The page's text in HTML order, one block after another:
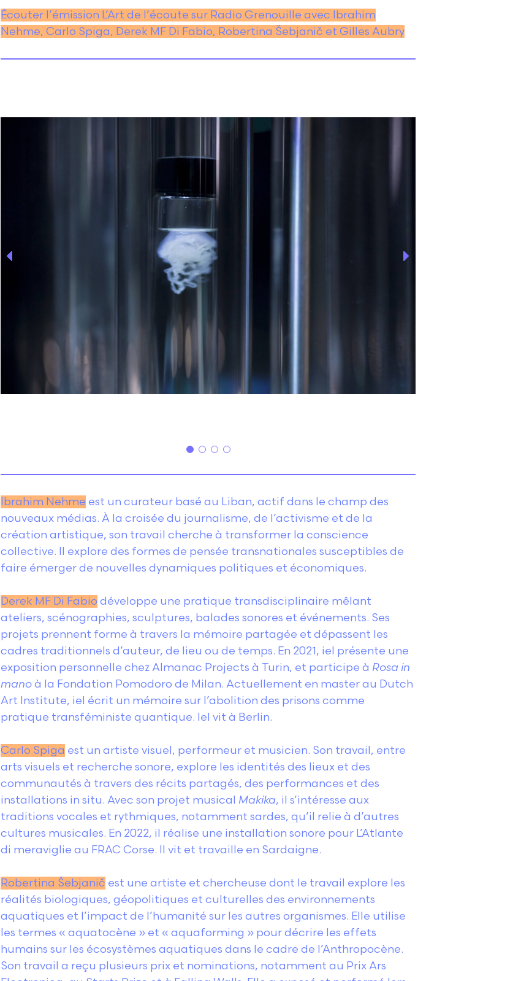
Écouter l’émission L’Art de l’écoute sur Radio Grenouille avec Ibrahim
Nehme, Carlo Spiga, Derek MF Di Fabio, Robertina Šebjanič et Gilles Aubry
Ibrahim Nehme est un curateur basé au Liban, actif dans le champ des
nouveaux médias. À la croisée du journalisme, de l’activisme et de la
création artistique, son travail cherche à transformer la conscience
collective. Il explore des formes de pensée transnationales susceptibles de
faire émerger de nouvelles dynamiques politiques et économiques.
Derek MF Di Fabio développe une pratique transdisciplinaire mêlant
ateliers, scénographies, sculptures, balades sonores et événements. Ses
projets prennent forme à travers la mémoire partagée et dépassent les
cadres traditionnels d’auteur, de lieu ou de temps. En 2021, iel présente une
exposition personnelle chez Almanac Projects à Turin, et participe à Rosa in
manoà la Fondation Pomodoro de Milan. Actuellement en master au Dutch
Art Institute, iel écrit un mémoire sur l’abolition des prisons comme
pratique transféministe quantique. Iel vit à Berlin.
Carlo Spiga est un artiste visuel, performeur et musicien. Son travail, entre
arts visuels et recherche sonore, explore les identités des lieux et des
communautés à travers des récits partagés, des performances et des
installations in situ. Avec son projet musical Makika, il s’intéresse aux
traditions vocales et rythmiques, notamment sardes, qu’il relie à d’autres
cultures musicales. En 2022, il réalise une installation sonore pour L’Atlante
di meraviglie au FRAC Corse. Il vit et travaille en Sardaigne.
Robertina Šebjanič est une artiste et chercheuse dont le travail explore les
réalités biologiques, géopolitiques et culturelles des environnements
aquatiques et l’impact de l’humanité sur les autres organismes. Elle utilise
les termes « aquatocène » et « aquaforming » pour décrire les effets
humains sur les écosystèmes aquatiques dans le cadre de l’Anthropocène.
Son travail a reçu plusieurs prix et nominations, notamment au Prix Ars